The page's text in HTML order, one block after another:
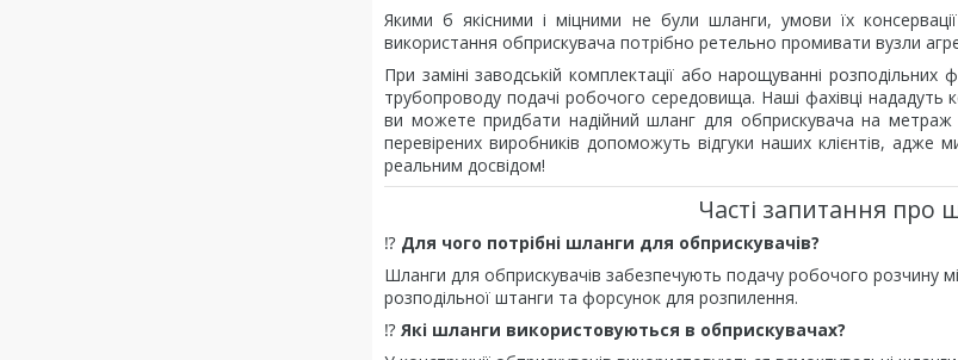
Якими б якісними і міцними не були шланги, умови їх
використання обприскувача потрібно ретельно промивати вузли
При заміні заводській комплектації або нарощуванні
трубопроводу подачі робочого середовища. Наші фахівці
ви можете придбати надійний шланг для обприскувача на
перевірених виробників допоможуть відгуки наших клієнтів, адже
реальним досвідом!
Часті запитання про
⁉️ Для чого потрібні шланги для обприскувачів?
Шланги для обприскувачів забезпечують подачу робочого розчину
розподільної штанги та форсунок для розпилення.
⁉️ Які шланги використовуються в обприскувачах?